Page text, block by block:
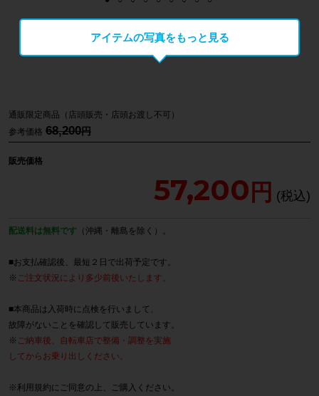
アイテムの写真をもっと見る
参考価格 68,200
販売価格
57,200
通販限定商品（店頭販売・店頭お渡し不可）
配送料は無料です （沖縄・離島を除く）。
■お支払確認後、最短２日で出荷予定です。
※ ご注文状況により多少前後いたします。
■本商品は入荷時に点検を行いまして、
故障がないことを確認して販売しています。
※ ご納車後、自転車店で整備・調整を実施
してからお乗り出しください。
※ 利用規約にご同意の上、ご購入ください。